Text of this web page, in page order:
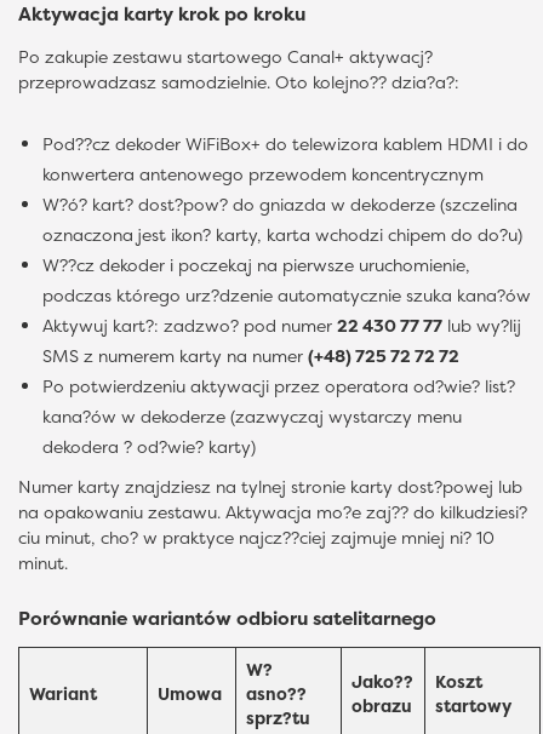
Aktywacja karty krok po kroku
Po zakupie zestawu startowego Canal+ aktywacj?
przeprowadzasz samodzielnie. Oto kolejno?? dzia?a?:
Pod??cz dekoder WiFiBox+ do telewizora kablem HDMI i do
konwertera antenowego przewodem koncentrycznym
W?ó? kart? dost?pow? do gniazda w dekoderze (szczelina
oznaczona jest ikon? karty, karta wchodzi chipem do do?u)
W??cz dekoder i poczekaj na pierwsze uruchomienie,
podczas którego urz?dzenie automatycznie szuka kana?ów
Aktywuj kart?: zadzwo? pod numer 22 430 77 77 lub wy?lij
SMS z numerem karty na numer (+48) 725 72 72 72
Po potwierdzeniu aktywacji przez operatora od?wie? list?
kana?ów w dekoderze (zazwyczaj wystarczy menu
dekodera ? od?wie? karty)
Numer karty znajdziesz na tylnej stronie karty dost?powej lub
na opakowaniu zestawu. Aktywacja mo?e zaj?? do kilkudziesi?
ciu minut, cho? w praktyce najcz??ciej zajmuje mniej ni? 10
minut.
Porównanie wariantów odbioru satelitarnego
Wariant Umowa
W?
asno??
sprz?tu
Jako??
obrazu
Koszt
startowy